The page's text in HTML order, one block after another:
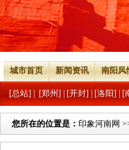
城市首页 新闻资讯 南阳风
[总站] [郑州] [开封] [洛阳] [
您所在的位置是： 印象河南网